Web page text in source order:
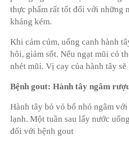
thực phẩm rất tốt đối với những
kháng kém.
Khi cảm cúm, uống canh hành
hôi, giảm sốt. Nếu ngạt mũi có
nhét mũi. Vị cay của hành tây
Bệnh gout: Hành tây ngâm
Hành tây bỏ vỏ bổ nhỏ ngâm
lạnh. Một tuần sau lấy nước
đối với bệnh gout